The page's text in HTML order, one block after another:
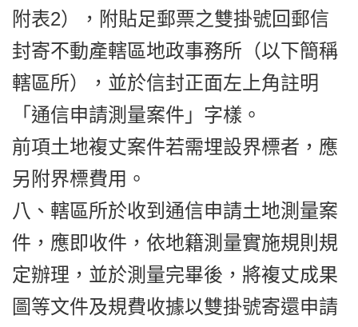
附表2），附貼足郵票之雙掛號回郵信
封寄不動產轄區地政事務所（以下簡稱
轄區所），並於信封正面左上角註明
「通信申請測量案件」字樣。
前項土地複丈案件若需埋設界標者，應
另附界標費用。
八、轄區所於收到通信申請土地測量案
件，應即收件，依地籍測量實施規則規
定辦理，並於測量完畢後，將複丈成果
圖等文件及規費收據以雙掛號寄還申請